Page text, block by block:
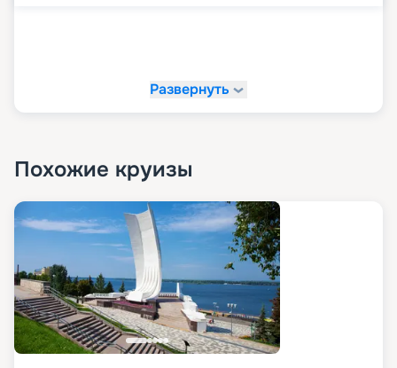
Развернуть
Похожие круизы